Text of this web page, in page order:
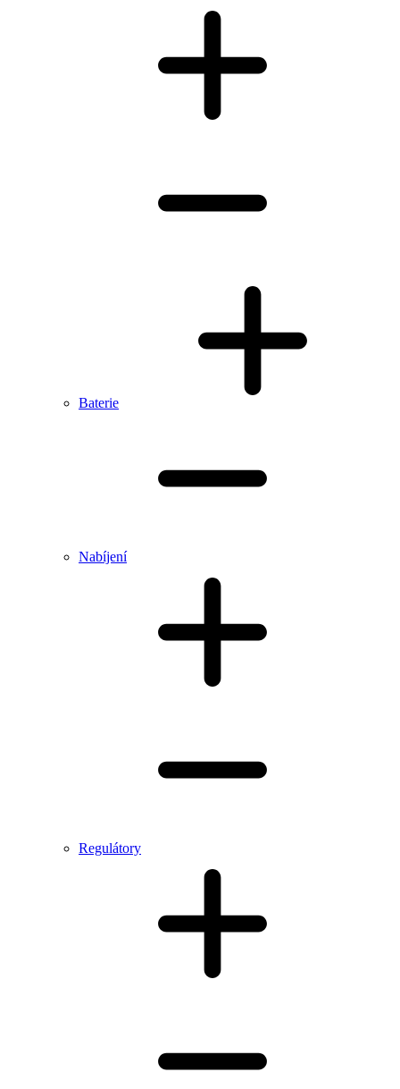
Baterie
Nabíjení
Regulátory